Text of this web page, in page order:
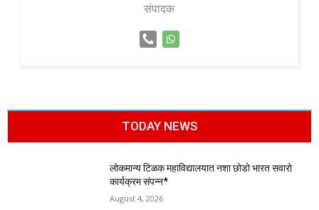
संपादक
TODAY NEWS
लोकमान्य टिळक महाविद्यालयात नशा छोडो भारत सवारो
कार्यक्रम संपन्न*
August 4, 2026